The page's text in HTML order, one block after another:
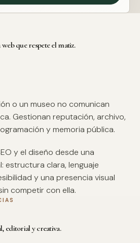
que respete el matiz.
o un museo no comunican
Gestionan reputación, archivo,
y memoria pública.
y el diseño desde una
estructura clara, lenguaje
y una presencia visual
competir con ella.
editorial y creativa.